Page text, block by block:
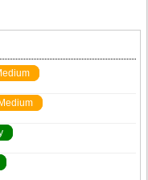
Medium